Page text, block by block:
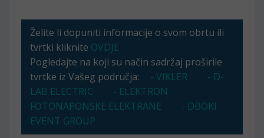
Želite li dopuniti informacije o svom obrtu ili
tvrtki kliknite OVDJE
Pogledajte na koji su način sadržaj proširile
tvrtke iz Vašeg područja:
- VIKLER
- D-
LAB ELECTRIC
- ELEKTRON
FOTONAPONSKE ELEKTRANE
- DBOKI
EVENT GROUP